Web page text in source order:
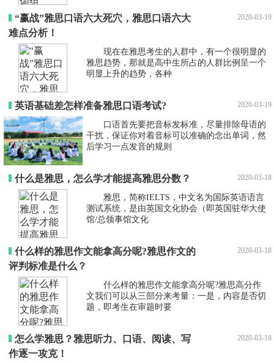
“赢战”雅思口语六大死穴，雅思口语六大
难点分析！
2020-03-19
现在在雅思考生的人群中，有一个很明显的
雅思趋势，那就是高中生所占的人群比例呈一个
明显上升的趋势，各种
英语基础差怎样准备雅思口语考试? 2020-03-19
口语首先要把音标发标准，尽量排除母语的
干扰，保证你对着音标可以准确的念出单词，然
后学习一点发音的规则
什么是雅思，怎么学才能提高雅思分数？ 2020-03-18
雅思，简称IELTS，中文名为国际英语语言
测试系统，是由英国文化协会（即英国驻华大使
馆/总领事馆文化
什么样的雅思作文能拿高分呢?雅思作文的
评判标准是什么？
2020-03-18
什么样的雅思作文能拿高分呢?雅思高分作
文我们可以从三部分来考量：一是，内容是否切
题，即考生在审题时要
怎么学雅思？雅思听力、口语、阅读、写
作逐一攻克！
2020-03-18